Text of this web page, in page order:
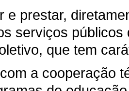
e prestar,
serviços
que tem
a cooperação